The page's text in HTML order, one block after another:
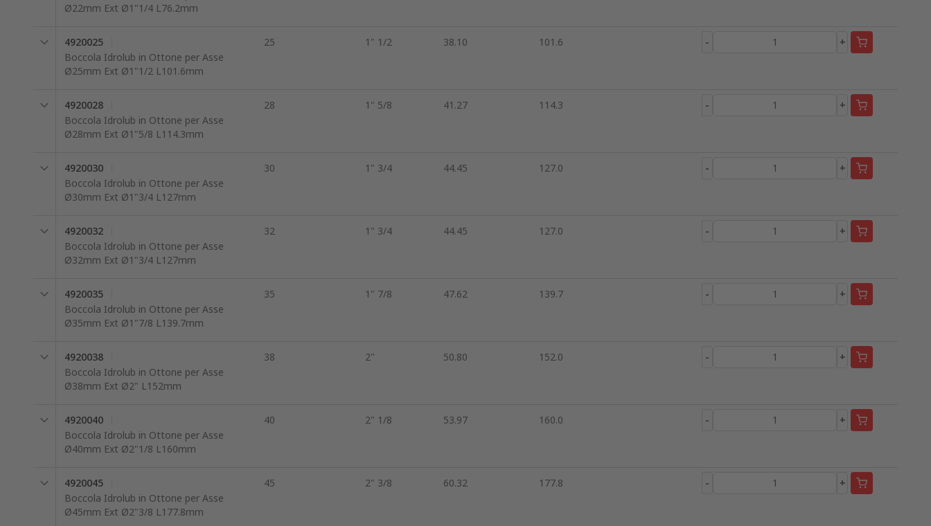
Ø22mm Ext Ø1"1/4 L76.2mm
4920025
Boccola Idrolub in Ottone per Asse
Ø25mm Ext Ø1"1/2 L101.6mm
25 1" 1/2 38.10 101.6 - +
4920028
Boccola Idrolub in Ottone per Asse
Ø28mm Ext Ø1"5/8 L114.3mm
28 1" 5/8 41.27 114.3 - +
4920030
Boccola Idrolub in Ottone per Asse
Ø30mm Ext Ø1"3/4 L127mm
30 1" 3/4 44.45 127.0 - +
4920032
Boccola Idrolub in Ottone per Asse
Ø32mm Ext Ø1"3/4 L127mm
32 1" 3/4 44.45 127.0 - +
4920035
Boccola Idrolub in Ottone per Asse
Ø35mm Ext Ø1"7/8 L139.7mm
35 1" 7/8 47.62 139.7 - +
4920038
Boccola Idrolub in Ottone per Asse
Ø38mm Ext Ø2" L152mm
38 2" 50.80 152.0 - +
4920040
Boccola Idrolub in Ottone per Asse
Ø40mm Ext Ø2"1/8 L160mm
40 2" 1/8 53.97 160.0 - +
4920045
Boccola Idrolub in Ottone per Asse
Ø45mm Ext Ø2"3/8 L177.8mm
45 2" 3/8 60.32 177.8 - +